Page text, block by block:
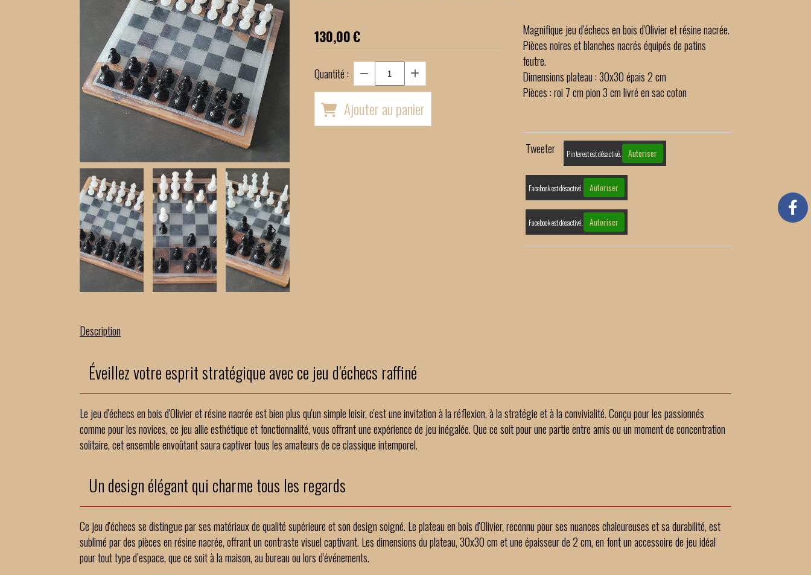
130,00€
Quantité :
Ajouter au panier
Magnifique jeu d'échecs en bois d'Olivier et résine nacrée.
Pièces noires et blanches nacrés équipés de patins
feutre.
Dimensions plateau : 30x30 épais 2 cm
Pièces : roi 7 cm pion 3 cm livré en sac coton
Tweeter Pinterest est désactivé. Autoriser
Facebook est désactivé. Autoriser
Facebook est désactivé. Autoriser
Description
Éveillez votre esprit stratégique avec ce jeu d'échecs raffiné
Le jeu d'échecs en bois d'Olivier et résine nacrée est bien plus qu'un simple loisir, c'est une invitation à la réflexion, à la stratégie et à la convivialité. Conçu pour les passionnés
comme pour les novices, ce jeu allie esthétique et fonctionnalité, vous offrant une expérience de jeu inégalée. Que ce soit pour une partie entre amis ou un moment de concentration
solitaire, cet ensemble envoûtant saura captiver tous les amateurs de ce classique intemporel.
Un design élégant qui charme tous les regards
Ce jeu d'échecs se distingue par ses matériaux de qualité supérieure et son design soigné. Le plateau en bois d'Olivier, reconnu pour ses nuances chaleureuses et sa durabilité, est
sublimé par des pièces en résine nacrée, offrant un contraste visuel captivant. Les dimensions du plateau, 30x30 cm et une épaisseur de 2 cm, en font un accessoire de jeu idéal
pour tout type d’espace, que ce soit à la maison, au bureau ou lors d'événements.